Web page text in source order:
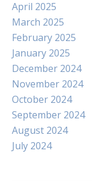
April 2025
March 2025
February 2025
January 2025
December 2024
November 2024
October 2024
September 2024
August 2024
July 2024